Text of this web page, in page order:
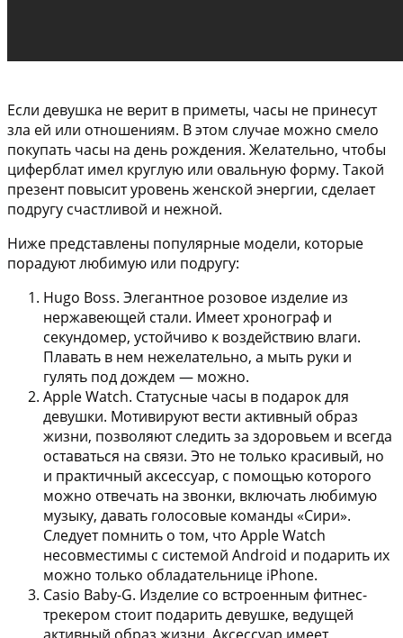
Если девушка не верит в приметы, часы не принесут
зла ей или отношениям. В этом случае можно смело
покупать часы на день рождения. Желательно, чтобы
циферблат имел круглую или овальную форму. Такой
презент повысит уровень женской энергии, сделает
подругу счастливой и нежной.
Ниже представлены популярные модели, которые
порадуют любимую или подругу:
Hugo Boss. Элегантное розовое изделие из
нержавеющей стали. Имеет хронограф и
секундомер, устойчиво к воздействию влаги.
Плавать в нем нежелательно, а мыть руки и
гулять под дождем — можно.
Apple Watch. Статусные часы в подарок для
девушки. Мотивируют вести активный образ
жизни, позволяют следить за здоровьем и всегда
оставаться на связи. Это не только красивый, но
и практичный аксессуар, с помощью которого
можно отвечать на звонки, включать любимую
музыку, давать голосовые команды «Сири».
Следует помнить о том, что Apple Watch
несовместимы с системой Android и подарить их
можно только обладательнице iPhone.
Casio Baby-G. Изделие со встроенным фитнес-
трекером стоит подарить девушке, ведущей